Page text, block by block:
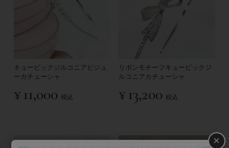
キュービックジルコニアビジュ
ーカチューシャ
¥ 11,000 税込
リボンモチーフキュービックジ
ルコニアカチューシャ
¥ 13,200 税込
×